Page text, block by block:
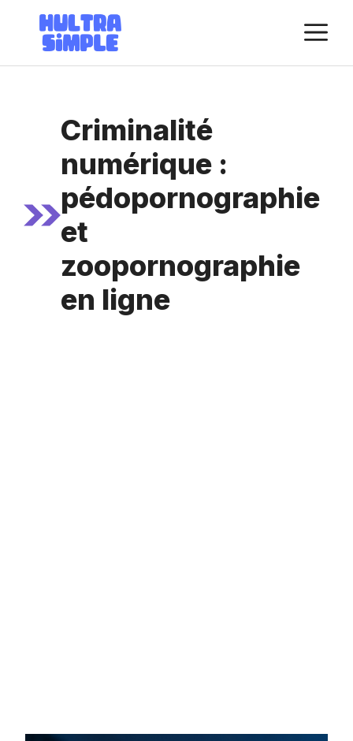
contenu
Criminalité
numérique :
pédopornographie
et
zoopornographie
en ligne